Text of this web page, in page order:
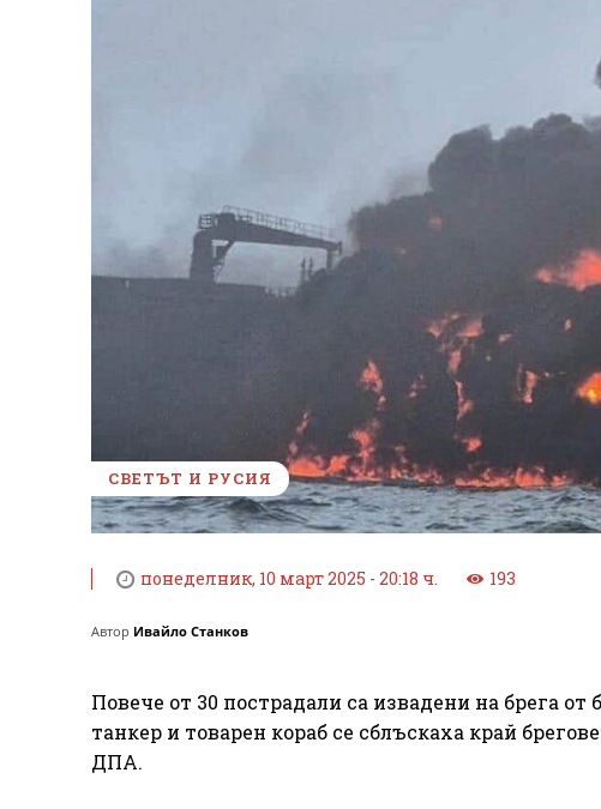
СВЕТЪТ И РУСИЯ
понеделник, 10 март 2025 - 20:18 ч. 193
Автор Ивайло Станков
Повече от 30 пострадали са извадени на брега от
танкер и товарен кораб се сблъскаха край
ДПА.